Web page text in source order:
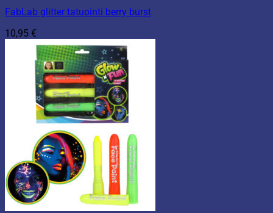
FabLab glitter tatuointi berry burst
10,95 €